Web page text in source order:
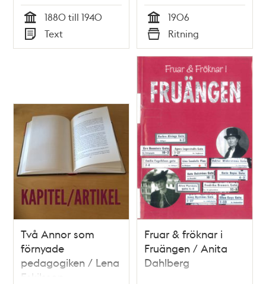
Tid
1880 till 1940
Typ
Text Tid
1906
Typ
Ritning
Två Annor som
förnyade
pedagogiken / Lena
Eskilsson
Fruar & fröknar i
Fruängen / Anita
Dahlberg